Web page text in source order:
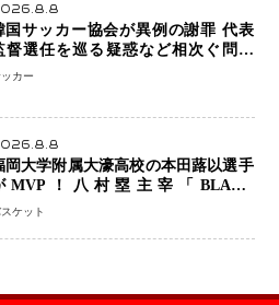
国サッカー協会が異例の謝罪 代表
督選任を巡る疑惑など相次ぐ問題
組織の刷新」誓う
カー
岡大学附属大濠高校の本田蕗以選手
MVP！八村塁主宰「BLACK
SUMMIT 2026」で存在
った」
ケット